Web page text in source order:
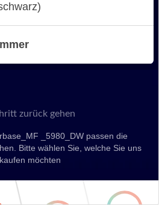
zurück gehen
_5980_DW passen die
Bitte wählen Sie, welche Sie uns
möchten